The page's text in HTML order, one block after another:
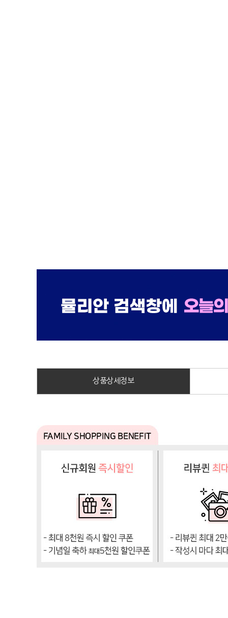
상품상세정보